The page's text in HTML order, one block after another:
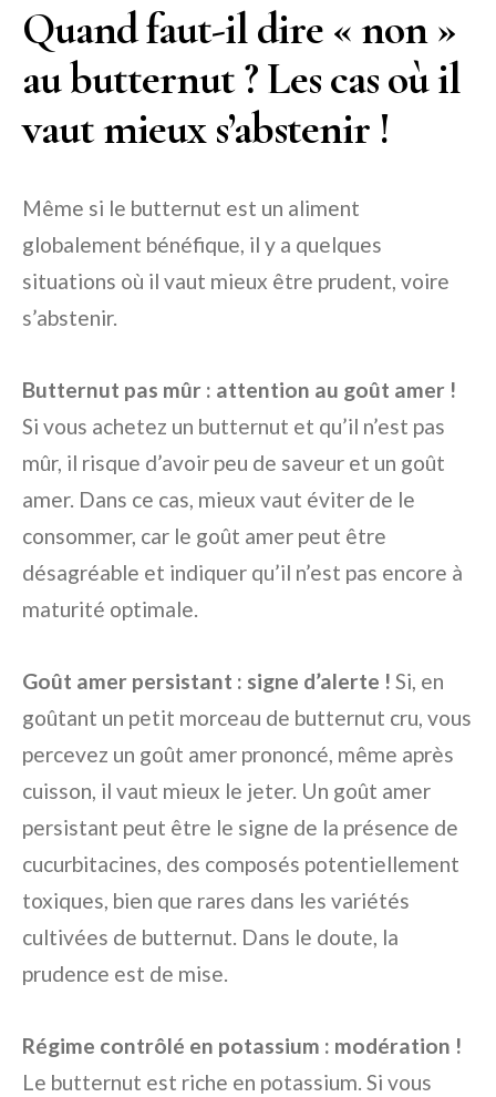
Quand faut-il dire « non »
au butternut ? Les cas où il
vaut mieux s’abstenir !
Même si le butternut est un aliment
globalement bénéfique, il y a quelques
situations où il vaut mieux être prudent, voire
s’abstenir.
Butternut pas mûr : attention au goût amer !
Si vous achetez un butternut et qu’il n’est pas
mûr, il risque d’avoir peu de saveur et un goût
amer. Dans ce cas, mieux vaut éviter de le
consommer, car le goût amer peut être
désagréable et indiquer qu’il n’est pas encore à
maturité optimale.
Goût amer persistant : signe d’alerte ! Si, en
goûtant un petit morceau de butternut cru, vous
percevez un goût amer prononcé, même après
cuisson, il vaut mieux le jeter. Un goût amer
persistant peut être le signe de la présence de
cucurbitacines, des composés potentiellement
toxiques, bien que rares dans les variétés
cultivées de butternut. Dans le doute, la
prudence est de mise.
Régime contrôlé en potassium : modération !
Le butternut est riche en potassium. Si vous